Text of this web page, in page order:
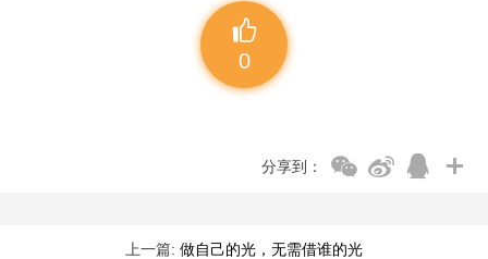
0
分享到：
上一篇: 做自己的光，无需借谁的光